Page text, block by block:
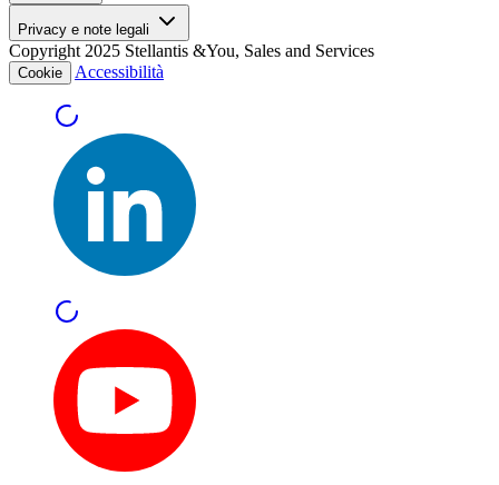
Privacy e note legali
Copyright 2025 Stellantis &You, Sales and Services
Cookie Accessibilità